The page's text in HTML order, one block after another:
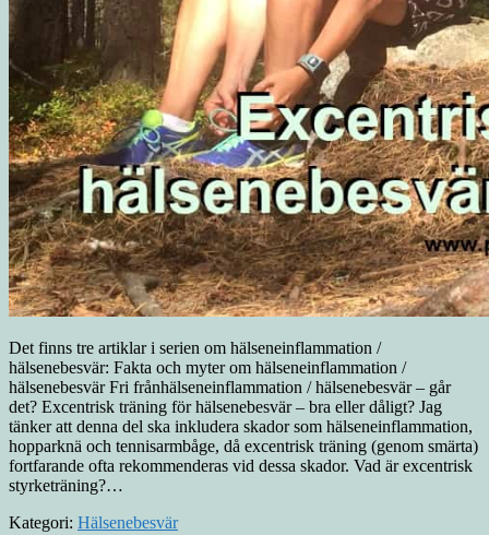
Det finns tre artiklar i serien om hälseneinflammation /
hälsenebesvär: Fakta och myter om hälseneinflammation /
hälsenebesvär Fri frånhälseneinflammation / hälsenebesvär – går
det? Excentrisk träning för hälsenebesvär – bra eller dåligt? Jag
tänker att denna del ska inkludera skador som hälseneinflammation,
hopparknä och tennisarmbåge, då excentrisk träning (genom smärta)
fortfarande ofta rekommenderas vid dessa skador. Vad är excentrisk
styrketräning?…
Kategori: Hälsenebesvär